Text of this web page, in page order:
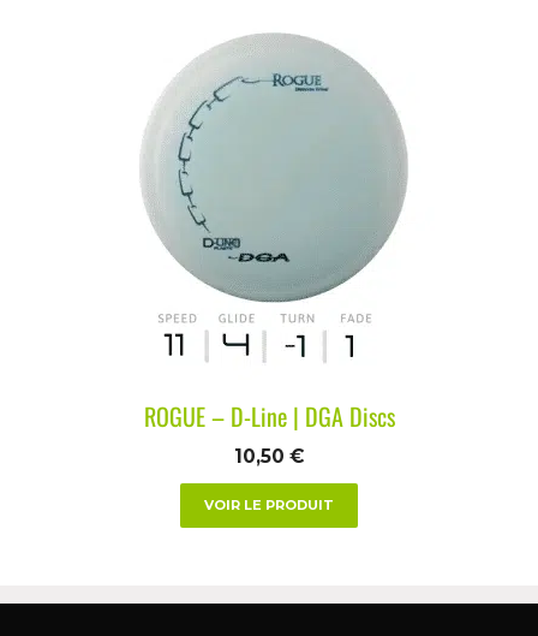
ROGUE – D-Line | DGA Discs
10,50 €
VOIR LE PRODUIT